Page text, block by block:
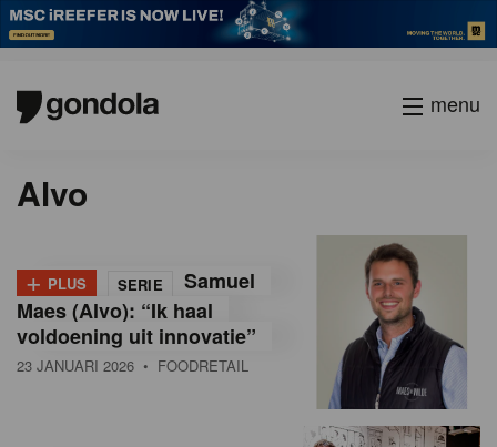
menu
Alvo
+ PLUS SERIE
Samuel
Maes (Alvo): “Ik haal
voldoening uit innovatie”
23 JANUARI 2026 • FOODRETAIL
page